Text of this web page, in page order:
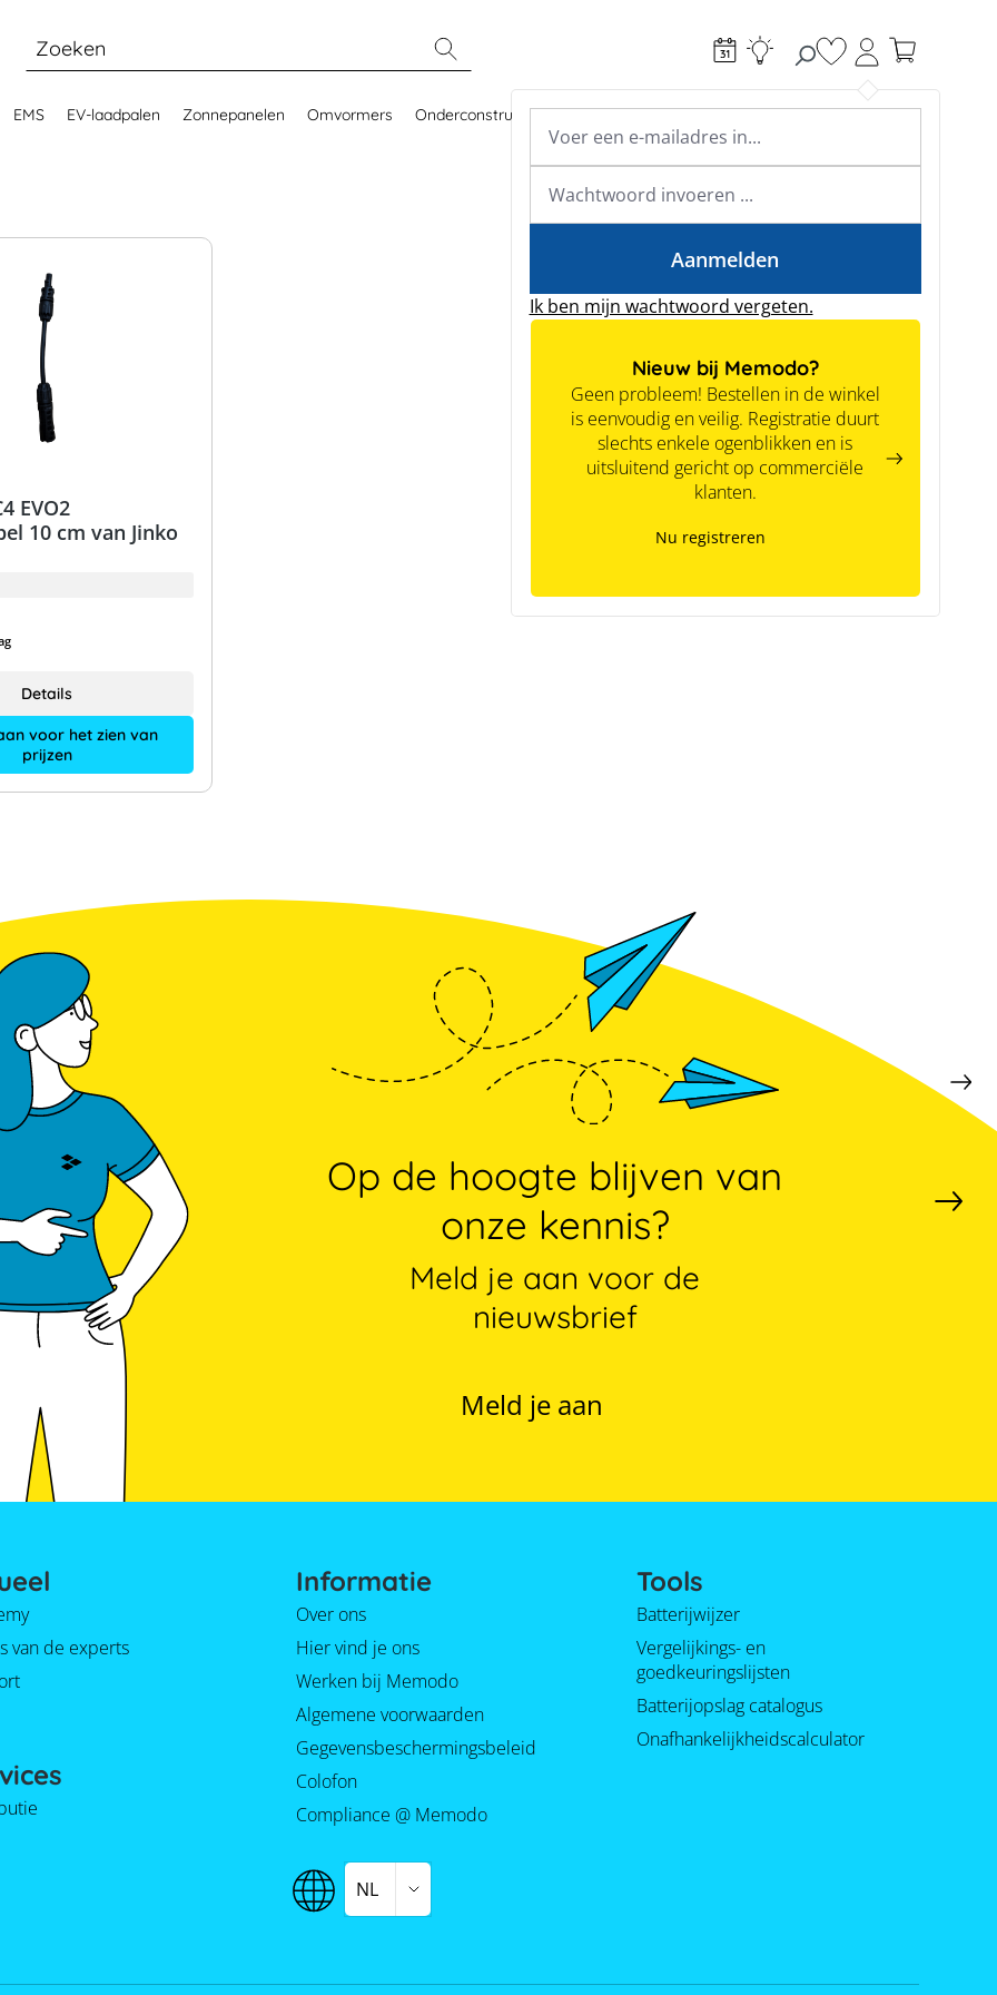
Academy & webinars
Expertkennis
Tools
Je hebt 0 items op
Ik ben mijn wachtwoord vergeten.
Aanmelden
Nieuw bij Memodo?
Geen probleem! Bestellen in de winkel
is eenvoudig en veilig. Registratie duurt
slechts enkele ogenblikken en is
uitsluitend gericht op commerciële
klanten.
Nu registreren
EMS EV-laadpalen Zonnepanelen Omvormers Onderconstructie Toebehoren
EVO2
10 cm van Jinko
voor het zien van
prijzen
Details
Op de hoogte blijven van
onze kennis?
Meld je aan voor de
nieuwsbrief
Meld je aan
van de experts
Informatie
Over ons
Hier vind je ons
Werken bij Memodo
Algemene voorwaarden
Gegevensbeschermingsbeleid
Colofon
Compliance @ Memodo
Tools
Batterijwijzer
Vergelijkings- en
goedkeuringslijsten
Batterijopslag catalogus
Onafhankelijkheidscalculator
NL